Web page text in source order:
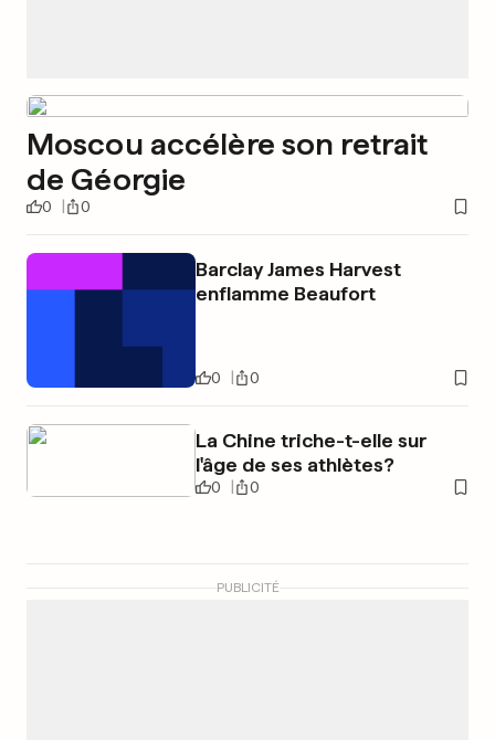
Moscou accélère son retrait
de Géorgie
0 0
Barclay James Harvest
enflamme Beaufort
0 0
La Chine triche-t-elle sur
l'âge de ses athlètes?
0 0
PUBLICITÉ